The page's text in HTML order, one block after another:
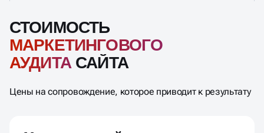
СТОИМОСТЬ
МАРКЕТИНГОВОГО
АУДИТА САЙТА
Цены на сопровождение, которое приводит к результату